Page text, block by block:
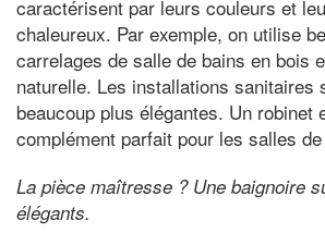
caractérisent par leurs couleurs et
chaleureux. Par exemple, on utilise
carrelages de salle de bains en bois
naturelle. Les installations sanitaires
beaucoup plus élégantes. Un robinet
complément parfait pour les salles
La pièce maîtresse ? Une baignoire
élégants.